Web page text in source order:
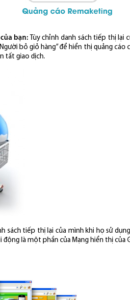
bạn: Tùy chỉnh danh sách tiếp thị lại
bỏ giỏ hàng” để hiển thị quảng cáo
tất giao dịch.
sách tiếp thị lại của mình khi họ sử
là một phần của Mạng hiển thị của